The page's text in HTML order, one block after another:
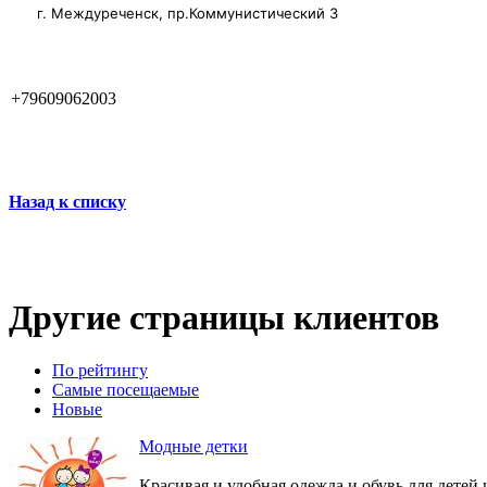
г. Междуреченск, пр.Коммунистический 3
+79609062003
Назад к списку
Другие страницы клиентов
По рейтингу
Самые посещаемые
Новые
Модные детки